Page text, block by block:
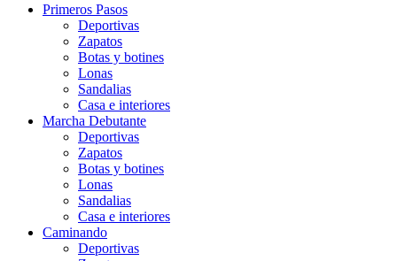
Primeros Pasos
Deportivas
Zapatos
Botas y botines
Lonas
Sandalias
Casa e interiores
Marcha Debutante
Deportivas
Zapatos
Botas y botines
Lonas
Sandalias
Casa e interiores
Caminando
Deportivas